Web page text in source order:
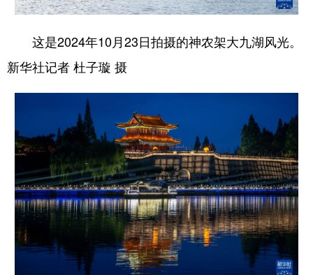
这是2024年10月23日拍摄的神农架大九湖风光。
新华社记者 杜子璇 摄